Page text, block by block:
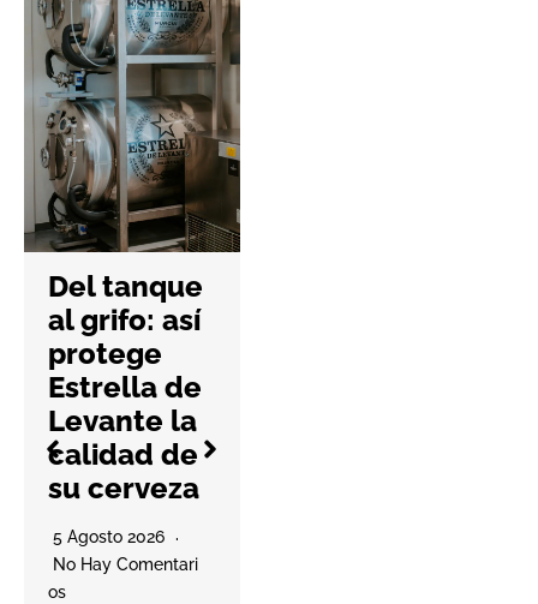
Del tanque
al grifo: así
protege
Estrella de
Levante la
calidad de
su cerveza
5 Agosto 2026
No Hay Comentari
Os